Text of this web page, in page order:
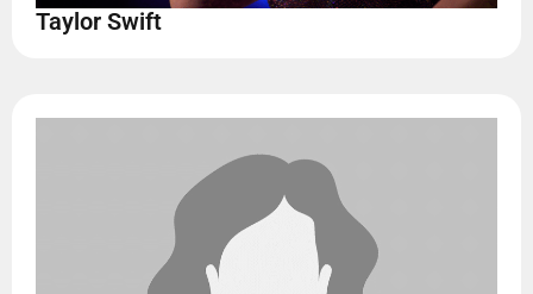
Taylor Swift